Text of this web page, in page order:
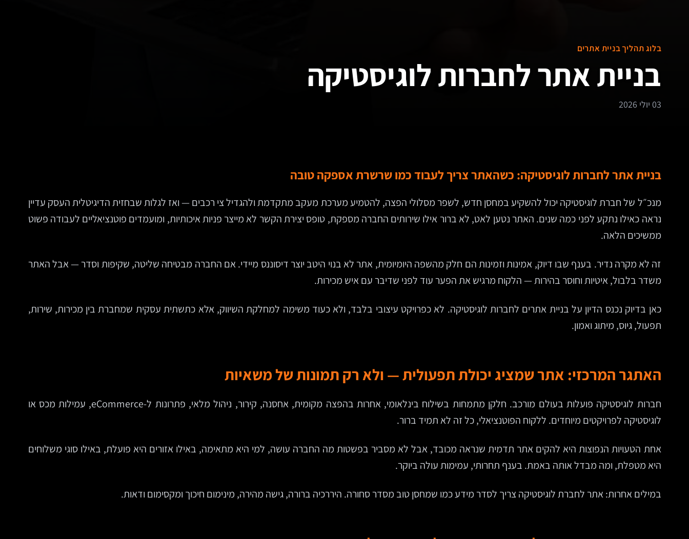
בלוג תהליך בניית אתרים
בניית אתר לחברות לוגיסטיקה
03 יולי 2026
בניית אתר לחברות לוגיסטיקה: כשהאתר צריך לעבוד כמו שרשרת אספקה טובה
מנכ״ל של חברת לוגיסטיקה יכול להשקיע במחסן חדש, לשפר מסלולי הפצה, להטמיע מערכת מעקב מתקדמת ולהגדיל צי רכבים — ואז לגלות שבחזית הדיגיטלית העסק עדיין
נראה כאילו נתקע לפני כמה שנים. האתר נטען לאט, לא ברור אילו שירותים החברה מספקת, טופס יצירת הקשר לא מייצר פניות איכותיות, ומועמדים פוטנציאליים לעבודה פשוט
ממשיכים הלאה.
זה לא מקרה נדיר. בענף שבו דיוק, אמינות וזמינות הם חלק מהשפה היומיומית, אתר לא בנוי היטב יוצר דיסוננס מיידי. אם החברה מבטיחה שליטה, שקיפות וסדר — אבל האתר
משדר בלבול, איטיות וחוסר בהירות — הלקוח מרגיש את הפער עוד לפני שדיבר עם איש מכירות.
כאן בדיוק נכנס הדיון על בניית אתרים לחברות לוגיסטיקה. לא כפרויקט עיצובי בלבד, ולא כעוד משימה למחלקת השיווק, אלא כתשתית עסקית שמחברת בין מכירות, שירות,
תפעול, גיוס, מיתוג ואמון.
האתגר המרכזי: אתר שמציג יכולת תפעולית — ולא רק תמונות של משאיות
חברות לוגיסטיקה פועלות בעולם מורכב. חלקן מתמחות בשילוח בינלאומי, אחרות בהפצה מקומית, אחסנה, קירור, ניהול מלאי, פתרונות ל-eCommerce, עמילות מכס או
לוגיסטיקה לפרויקטים מיוחדים. ללקוח הפוטנציאלי, כל זה לא תמיד ברור.
אחת הטעויות הנפוצות היא להקים אתר תדמית שנראה מכובד, אבל לא מסביר בפשטות מה החברה עושה, למי היא מתאימה, באילו אזורים היא פועלת, באילו סוגי משלוחים
היא מטפלת, ומה מבדל אותה באמת. בענף תחרותי, עמימות עולה ביוקר.
במילים אחרות: אתר לחברת לוגיסטיקה צריך לסדר מידע כמו שמחסן טוב מסדר סחורה. היררכיה ברורה, גישה מהירה, מינימום חיכוך ומקסימום ודאות.